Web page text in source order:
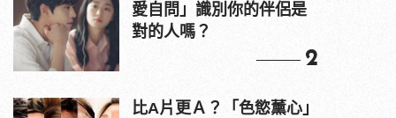
愛自問」識別你的伴侶是
對的人嗎？
2
比A片更Ａ？「色慾薰心」